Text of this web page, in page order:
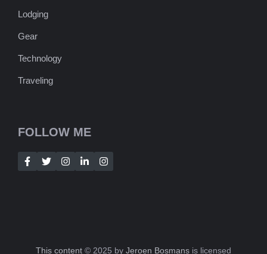
Lodging
Gear
Technology
Traveling
FOLLOW ME
This content © 2025 by Jeroen Bosmans is licensed